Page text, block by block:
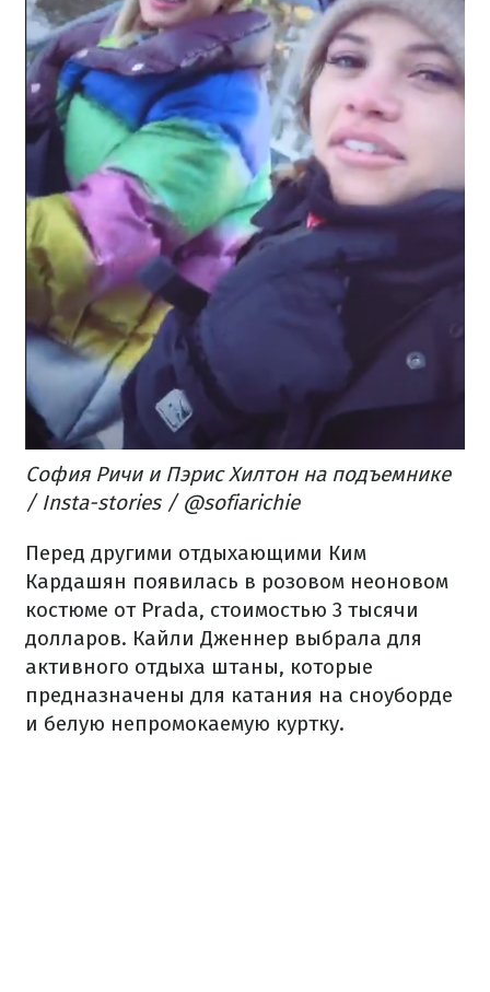
София Ричи и Пэрис Хилтон на подъемнике
/ Insta-stories / @sofiarichie
Перед другими отдыхающими Ким
Кардашян появилась в розовом неоновом
костюме от Prada, стоимостью 3 тысячи
долларов. Кайли Дженнер выбрала для
активного отдыха штаны, которые
предназначены для катания на сноуборде
и белую непромокаемую куртку.